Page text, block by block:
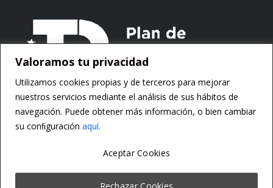
Valoramos tu privacidad
Utilizamos cookies propias y de terceros para mejorar
nuestros servicios mediante el análisis de sus hábitos de
navegación. Puede obtener más información, o bien cambiar
su conﬁguración aquí.
Rechazar Cookies
Aceptar Cookies